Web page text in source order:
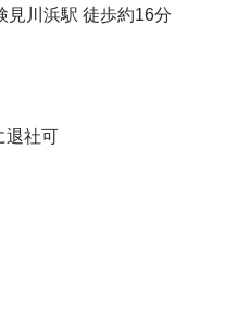
見川浜駅 徒歩約16分
退社可